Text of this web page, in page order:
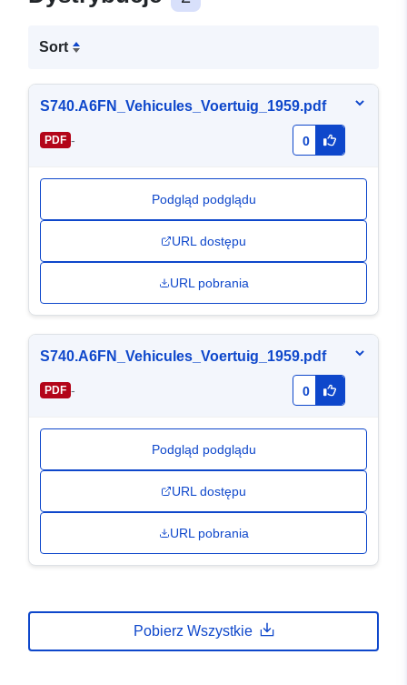
Sort
S740.A6FN_Vehicules_Voertuig_1959.pdf
PDF - 0
Podgląd podglądu
URL dostępu
URL pobrania
S740.A6FN_Vehicules_Voertuig_1959.pdf
PDF - 0
Podgląd podglądu
URL dostępu
URL pobrania
Pobierz Wszystkie